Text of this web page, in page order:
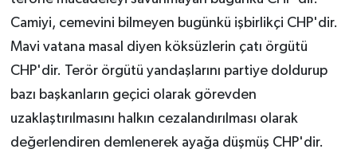
Camiyi, cemevini bilmeyen bugünkü işbirlikçi CHP'dir.
Mavi vatana masal diyen köksüzlerin çatı örgütü
CHP'dir. Terör örgütü yandaşlarını partiye doldurup
bazı başkanların geçici olarak görevden
uzaklaştırılmasını halkın cezalandırılması olarak
değerlendiren demlenerek ayağa düşmüş CHP'dir.